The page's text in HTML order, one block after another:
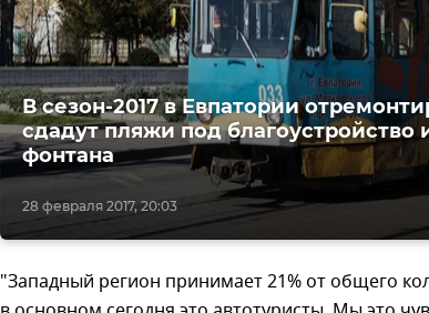
28 февраля 2017, 20:03
В сезон-2017 в Евпатории
сдадут пляжи под благоустройство
фонтана
"Западный регион принимает 21% от общего